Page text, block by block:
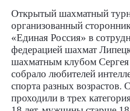
Открытый шахматный
организованный
«Единая Россия» в
федерацией шахмат
шахматным клубом
собрало любителей
спорта разных возрастов.
проходили в трех